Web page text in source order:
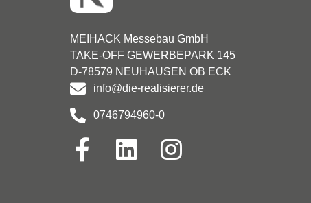
MEIHACK Messebau GmbH
TAKE-OFF GEWERBEPARK 145
D-78579 NEUHAUSEN OB ECK
info@die-realisierer.de
0746794960-0